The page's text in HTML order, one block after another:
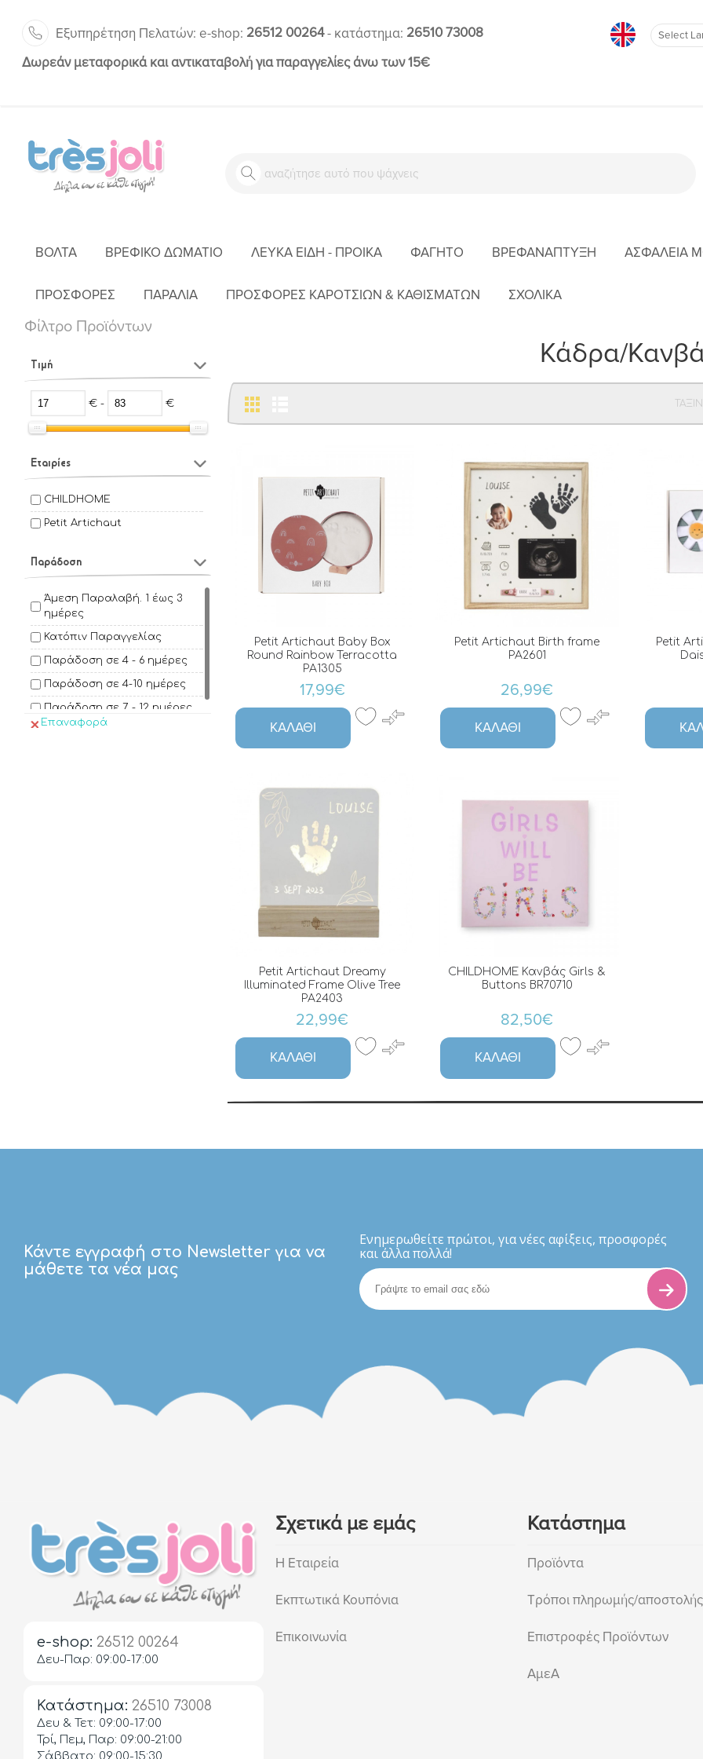
Εξυπηρέτηση Πελατών: e-shop: 26512 00264- κατάστημα: 26510 73008
Δωρεάν μεταφορικά και αντικαταβολή για παραγγελίες άνω των 15€
ΒΌΛΤΑ ΒΡΕΦΙΚΌ ΔΩΜΆΤΙΟ ΛΕΥΚΆ ΕΊΔΗ - ΠΡΟΊΚΑ ΦΑΓΗΤΌ ΒΡΕΦΑΝΆΠΤΥΞΗ ΑΣΦΆΛΕΙΑ
ΠΡΟΣΦΟΡΕΣ ΠΑΡΑΛΙΑ ΠΡΟΣΦΟΡΕΣ ΚΑΡΟΤΣΙΩΝ & ΚΑΘΙΣΜΑΤΩΝ ΣΧΟΛΙΚΑ
Φίλτρο Προϊόντων
Τιμή
€ - €
Εταιρίες
CHILDHOME
Petit Artichaut
Παράδοση
Άμεση Παραλαβή. 1 έως 3
ημέρες
Κατόπιν Παραγγελίας
Παράδοση σε 4 - 6 ημέρες
Παράδοση σε 4-10 ημέρες
Παράδοση σε 7 - 12 ημέρες
Επαναφορά
Κάδρα/
Petit Artichaut Baby Box
Round Rainbow Terracotta
PA1305
17,99€
ΚΑΛΆΘΙ
Petit Artichaut Birth frame
PA2601
26,99€
ΚΑΛΆΘΙ
Petit
Petit Artichaut Dreamy
Illuminated Frame Olive Tree
PA2403
22,99€
ΚΑΛΆΘΙ
CHILDHOME Κανβάς Girls &
Buttons BR70710
82,50€
ΚΑΛΆΘΙ
Κάντε εγγραφή στο Newsletter για να
μάθετε τα νέα μας
Eνημερωθείτε πρώτοι, για νέες αφίξεις, προσφορές
και άλλα πολλά!
e-shop: 26512 00264
Δευ-Παρ: 09:00-17:00
Κατάστημα: 26510 73008
Δευ & Τετ: 09:00-17:00
Τρί, Πεμ, Παρ: 09:00-21:00
Σάββατο: 09:00-15:30
Σχετικά με εμάς
Η Εταιρεία
Εκπτωτικά Κουπόνια
Επικοινωνία
Κατάστημα
Προϊόντα
Τρόποι πληρωμής/αποστολής
Επιστροφές Προϊόντων
ΑμεΑ